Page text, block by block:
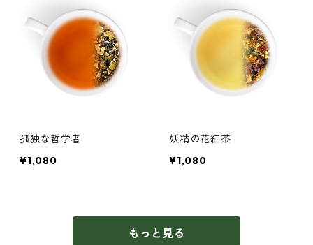
孤独な哲学者
¥1,080
妖精の花紅茶
¥1,080
もっと見る